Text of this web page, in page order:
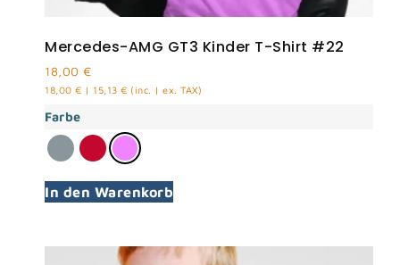
Mercedes-AMG GT3 Kinder T-Shirt #22
18,00 €
18,00 € | 15,13 € (inc. | ex. TAX)
Farbe
In den Warenkorb